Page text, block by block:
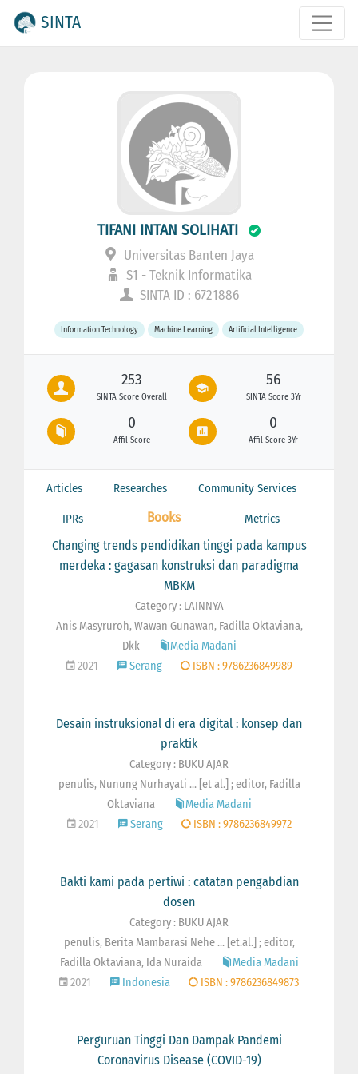
SINTA
TIFANI INTAN SOLIHATI
Universitas Banten Jaya
S1 - Teknik Informatika
SINTA ID : 6721886
Information Technology Machine Learning Artificial Intelligence
253
SINTA Score Overall
56
SINTA Score 3Yr
0
Affil Score
0
Affil Score 3Yr
Articles Researches Community Services
IPRs Books Metrics
Changing trends pendidikan tinggi pada kampus
merdeka : gagasan konstruksi dan paradigma
MBKM
Category : LAINNYA
Anis Masyruroh, Wawan Gunawan, Fadilla Oktaviana,
Dkk
Media Madani
2021
Serang ISBN : 9786236849989
Desain instruksional di era digital : konsep dan
praktik
Category : BUKU AJAR
penulis, Nunung Nurhayati ... [et al.] ; editor, Fadilla
Oktaviana
Media Madani
2021
Serang ISBN : 9786236849972
Bakti kami pada pertiwi : catatan pengabdian
dosen
Category : BUKU AJAR
penulis, Berita Mambarasi Nehe ... [et.al.] ; editor,
Fadilla Oktaviana, Ida Nuraida
Media Madani
2021
Indonesia ISBN : 9786236849873
Perguruan Tinggi Dan Dampak Pandemi
Coronavirus Disease (COVID-19)